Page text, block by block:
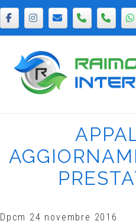
Home
Dpcm 24 novembre 2016